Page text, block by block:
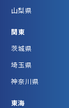
山梨県
関東
茨城県
埼玉県
神奈川県
東海